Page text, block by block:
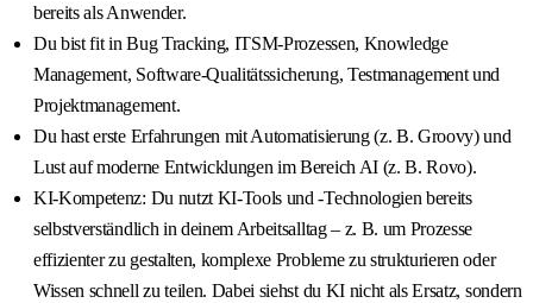
bereits als Anwender.
Du bist fit in Bug Tracking, ITSM-Prozessen, Knowledge
Management, Software-Qualitätssicherung, Testmanagement und
Projektmanagement.
Du hast erste Erfahrungen mit Automatisierung (z. B. Groovy) und
Lust auf moderne Entwicklungen im Bereich AI (z. B. Rovo).
KI-Kompetenz: Du nutzt KI-Tools und -Technologien bereits
selbstverständlich in deinem Arbeitsalltag – z. B. um Prozesse
effizienter zu gestalten, komplexe Probleme zu strukturieren oder
Wissen schnell zu teilen. Dabei siehst du KI nicht als Ersatz, sondern